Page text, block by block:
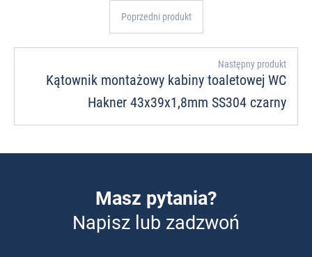
Poprzedni produkt
Następny produkt
Kątownik montażowy kabiny toaletowej WC
Hakner 43x39x1,8mm SS304 czarny
Masz pytania?
Napisz lub zadzwoń